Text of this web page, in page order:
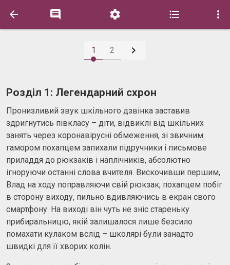
    
1 2 
Розділ 1: Легендарний схрон
Пронизливий звук шкільного дзвінка заставив
здригнутись півкласу – діти, відвиклі від шкільних
занять через коронавірусні обмеження, зі звичним
гамором похапцем запихали підручники і письмове
приладдя до рюкзаків і наплічників, абсолютно
ігноруючи останні слова вчителя. Вискочивши першим,
Влад на ходу поправляючи свій рюкзак, похапцем побіг
в сторону виходу, пильно вдивляючись в екран свого
смартфону. На виході він чуть не зніс стареньку
прибиральницю, якій залишалося лише безсило
помахати кулаком вслід – школярі були занадто
швидкі для її хворих колін.